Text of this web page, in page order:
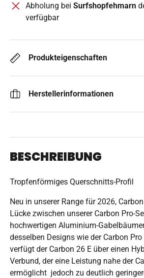
Abholung bei Surfshopfehmarn
verfügbar
Produkteigenschaften
Herstellerinformationen
BESCHREIBUNG
Tropfenförmiges Querschnitts-Profil
Neu in unserer Range für 2026,
Lücke zwischen unserer Carbon Pro-
hochwertigen Aluminium-
desselben Designs wie der Carbon
verfügt der Carbon 26 E über einen
Verbund, der eine Leistung nahe der
ermöglicht  jedoch zu deutlich